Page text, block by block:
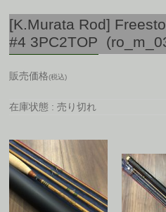
[K.Murata Rod]
#4 3PC2TOP
販売価格(税込)
在庫状態 : 売り切れ